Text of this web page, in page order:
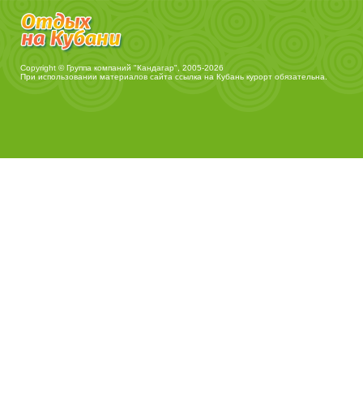
Copyright © Группа компаний "Кандагар", 2005-2026
При использовании материалов сайта ссылка на Кубань курорт обязательна.